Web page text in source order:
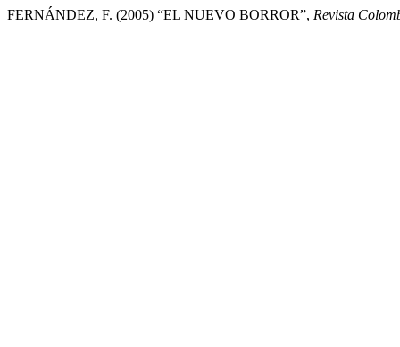
FERNÁNDEZ, F. (2005) “EL NUEVO BORROR”, Revista